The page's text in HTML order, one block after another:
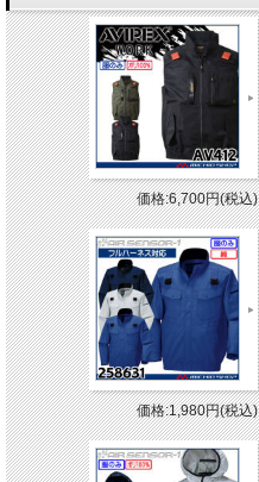
価格:6,700円(税込)
価格:1,980円(税込)